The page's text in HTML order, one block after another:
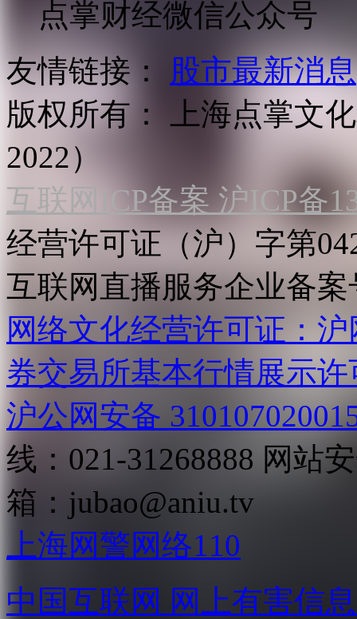
点掌财经微信公众号
友情链接：
股市最新消息
版权所有：
上海点掌文
2022）
互联网ICP备案 沪ICP备
经营许可证（沪）字第
互联网直播服务企业备案
网络文化经营许可证：
券交易所基本行情展示许
沪公网安备
线：021-31268888 网站
箱： jubao@aniu.tv
上海网警网络110
中国互联网 网上有害信